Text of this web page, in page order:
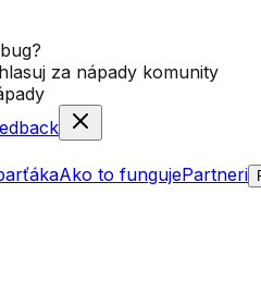
za nápady komunity
Ako to fungujePartneri